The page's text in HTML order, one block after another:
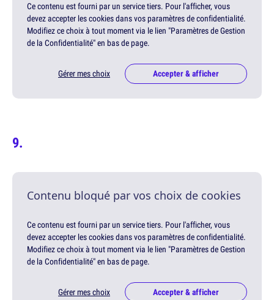
Ce contenu est fourni par un service tiers. Pour l'afficher, vous
devez accepter les cookies dans vos paramètres de confidentialité.
Modifiez ce choix à tout moment via le lien "Paramètres de Gestion
de la Confidentialité" en bas de page.
Gérer mes choix Accepter & afficher
Contenu bloqué par vos choix de cookies
Ce contenu est fourni par un service tiers. Pour l'afficher, vous
devez accepter les cookies dans vos paramètres de confidentialité.
Modifiez ce choix à tout moment via le lien "Paramètres de Gestion
de la Confidentialité" en bas de page.
Gérer mes choix Accepter & afficher